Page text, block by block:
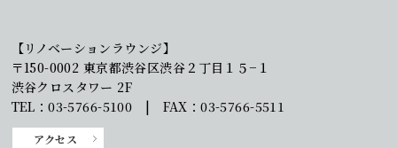
【リノベーションラウンジ】
〒150-0002 東京都渋谷区渋谷２丁目１５−１
渋谷クロスタワー 2F
TEL：03-5766-5100 | FAX：03-5766-5511
アクセス